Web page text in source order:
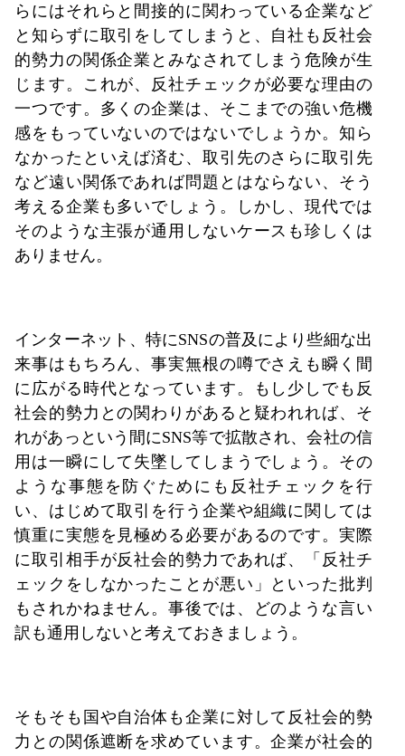
らにはそれらと間接的に関わっている企業など
と知らずに取引をしてしまうと、自社も反社会
的勢力の関係企業とみなされてしまう危険が生
じます。これが、反社チェックが必要な理由の
一つです。多くの企業は、そこまでの強い危機
感をもっていないのではないでしょうか。知ら
なかったといえば済む、取引先のさらに取引先
など遠い関係であれば問題とはならない、そう
考える企業も多いでしょう。しかし、現代では
そのような主張が通用しないケースも珍しくは
ありません。
インターネット、特にSNSの普及により些細な出
来事はもちろん、事実無根の噂でさえも瞬く間
に広がる時代となっています。もし少しでも反
社会的勢力との関わりがあると疑われれば、そ
れがあっという間にSNS等で拡散され、会社の信
用は一瞬にして失墜してしまうでしょう。その
ような事態を防ぐためにも反社チェックを行
い、はじめて取引を行う企業や組織に関しては
慎重に実態を見極める必要があるのです。実際
に取引相手が反社会的勢力であれば、「反社チ
ェックをしなかったことが悪い」といった批判
もされかねません。事後では、どのような言い
訳も通用しないと考えておきましょう。
そもそも国や自治体も企業に対して反社会的勢
力との関係遮断を求めています。企業が社会的